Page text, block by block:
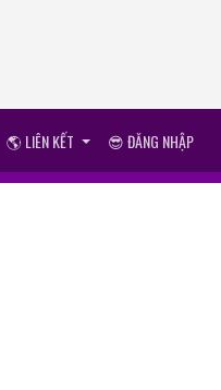
🌎 LIÊN KẾT 😎 ĐĂNG NHẬP